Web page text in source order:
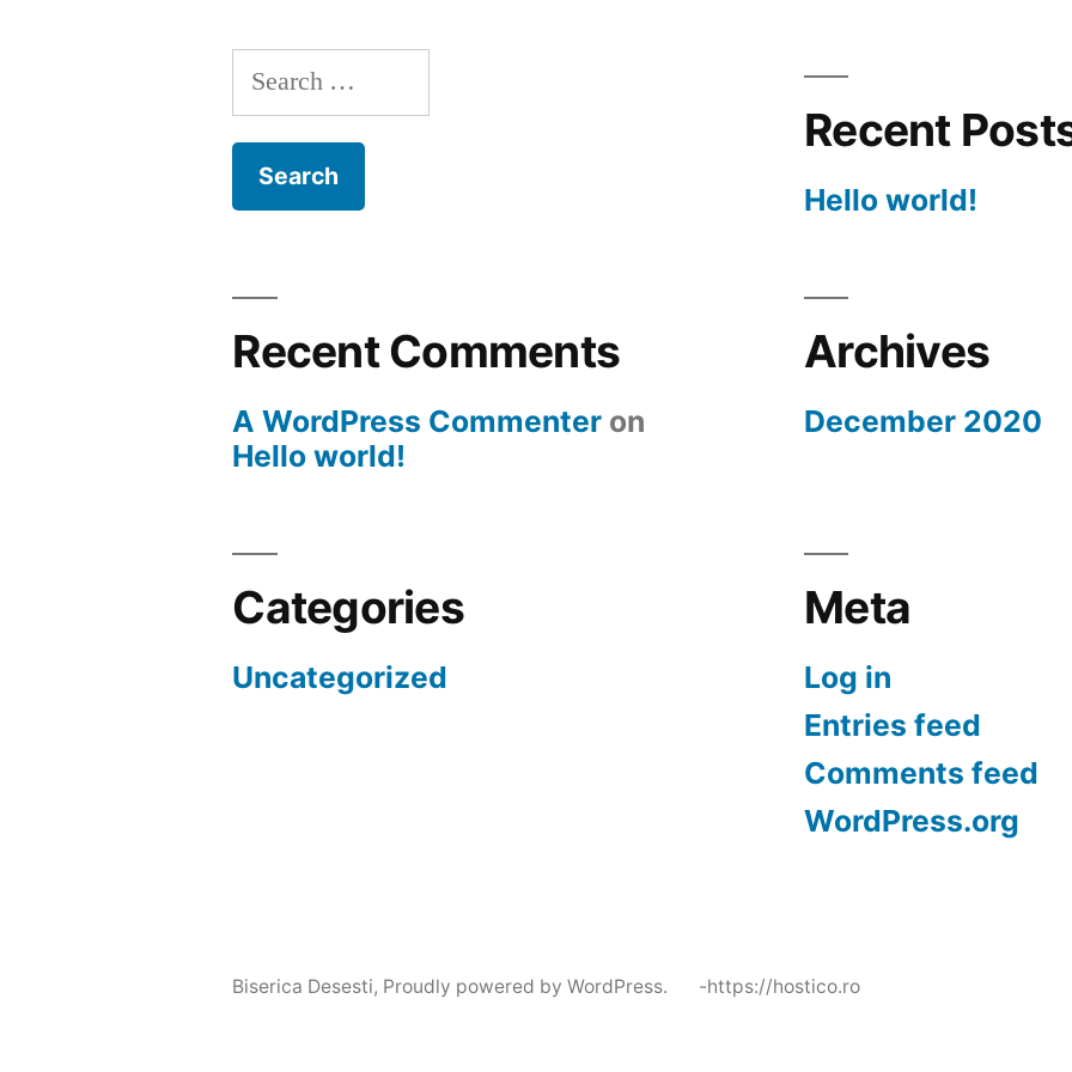
Search
for:
Recent
Hello world!
Recent Comments
A WordPress Commenter on
Hello world!
Archives
December 2020
Categories
Uncategorized
Meta
Log in
Entries feed
Comments feed
WordPress.org
Biserica Desesti, Proudly powered by WordPress. -https://hostico.ro